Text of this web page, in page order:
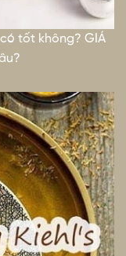
có tốt không? GIÁ